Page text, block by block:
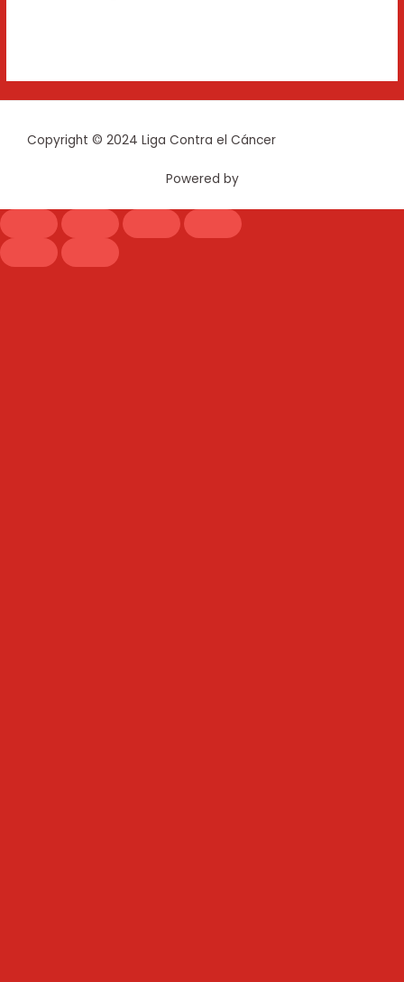
Copyright © 2024 Liga Contra el Cáncer
Powered by